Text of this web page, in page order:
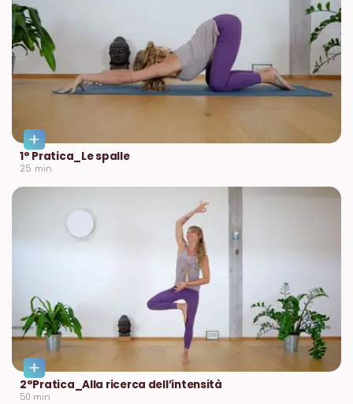
1° Pratica_Le spalle
25 min
2°Pratica_Alla ricerca dell’intensità
50 min